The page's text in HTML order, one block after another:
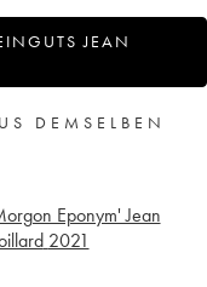
JEAN
DEMSELBEN
Eponym' Jean
2021